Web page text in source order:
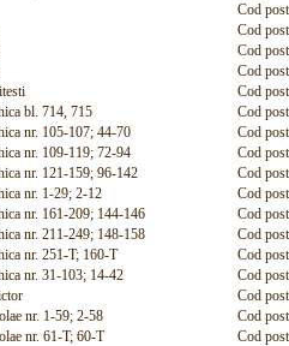
Cod
Cod
Cod
Cod
Cod
bl. 714, 715
Cod
nr. 105-107; 44-70
Cod
nr. 109-119; 72-94
Cod
nr. 121-159; 96-142
Cod
nr. 1-29; 2-12
Cod
nr. 161-209; 144-146
Cod
nr. 211-249; 148-158
Cod
nr. 251-T; 160-T
Cod
nr. 31-103; 14-42
Cod
Cod
nr. 1-59; 2-58
Cod
nr. 61-T; 60-T
Cod